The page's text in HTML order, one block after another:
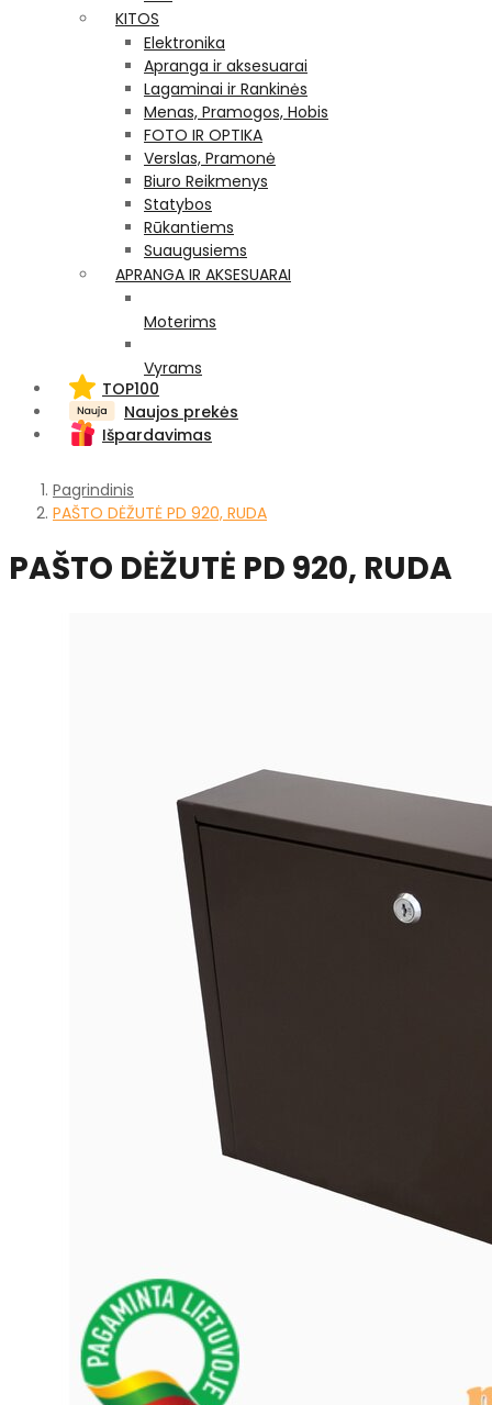
KITOS
Elektronika
Apranga ir aksesuarai
Lagaminai ir Rankinės
Menas, Pramogos, Hobis
FOTO IR OPTIKA
Verslas, Pramonė
Biuro Reikmenys
Statybos
Rūkantiems
Suaugusiems
APRANGA IR AKSESUARAI
Moterims
Vyrams
TOP100
Naujos prekės
Išpardavimas
Pagrindinis
PAŠTO DĖŽUTĖ PD 920, RUDA
PAŠTO DĖŽUTĖ PD 920, RUDA